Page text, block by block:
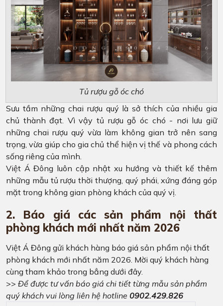
Tủ rượu gỗ óc chó
Sưu tầm những chai rượu quý là sở thích của nhiều gia
chủ thành đạt. Vì vậy tủ rượu gỗ óc chó - nơi lưu giữ
những chai rượu quý vừa làm không gian trở nên sang
trọng, vừa giúp cho gia chủ thể hiện vị thế và phong cách
sống riêng của mình.
Việt Á Đông luôn cập nhật xu hướng và thiết kế thêm
những mẫu tủ rượu thời thượng, quý phái, xứng đáng góp
mặt trong không gian phòng khách của quý vị.
2. Báo giá các sản phẩm nội thất
phòng khách mới nhất năm 2026
Việt Á Đông gửi khách hàng báo giá sản phẩm nội thất
phòng khách mới nhất năm 2026. Mời quý khách hàng
cùng tham khảo trong bẳng dưới đây.
>> Để được tư vấn báo giá chi tiết từng mẫu sản phẩm
quý khách vui lòng liên hệ hotline 0902.429.826